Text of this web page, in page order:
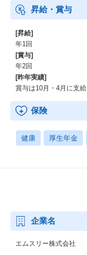
昇給・賞与
[昇給]
年1回
[賞与]
年2回
[昨年実績]
賞与は10月・4月に支給
保険
健康 厚生年金
企業名
エムスリー株式会社